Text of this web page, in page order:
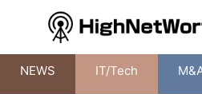
NEWS IT/Tech